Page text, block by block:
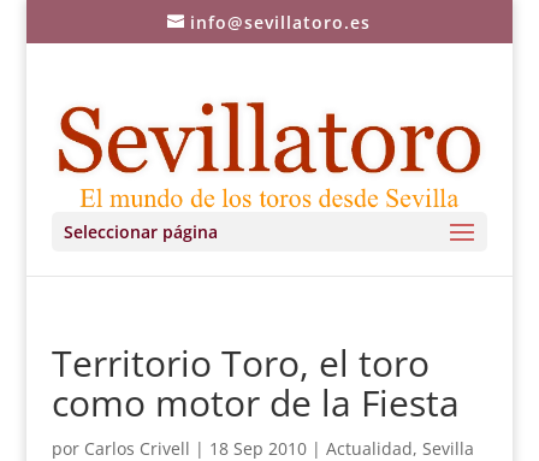
info@sevillatoro.es
Seleccionar página
Territorio Toro, el toro
como motor de la Fiesta
por Carlos Crivell | 18 Sep 2010| Actualidad, Sevilla